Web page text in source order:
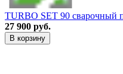
TURBO SET 90 сварочный
27 900 руб.
В корзину